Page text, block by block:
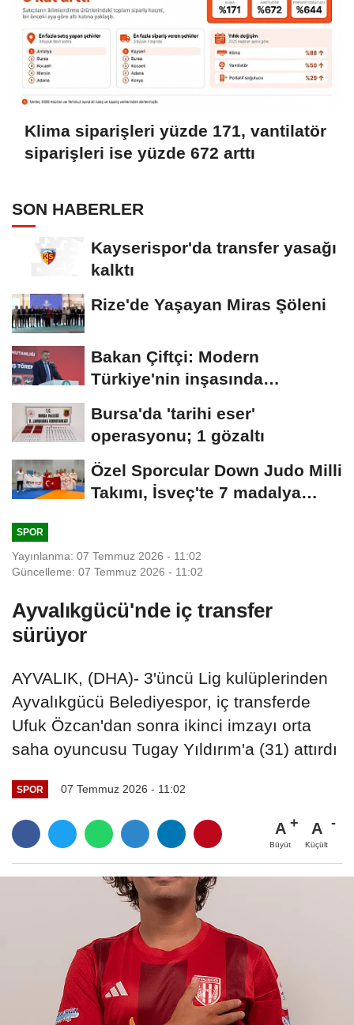
Klima siparişleri yüzde 171, vantilatör
siparişleri ise yüzde 672 arttı
SON HABERLER
Kayserispor'da transfer yasağı
kalktı
Rize'de Yaşayan Miras Şöleni
Bakan Çiftçi: Modern
Türkiye'nin inşasında
Bursa'da 'tarihi eser'
operasyonu; 1 gözaltı
Özel Sporcular Down Judo Milli
Takımı, İsveç'te 7 madalya
SPOR
Yayınlanma: 07 Temmuz 2026 - 11:02
Güncelleme: 07 Temmuz 2026 - 11:02
Ayvalıkgücü'nde iç transfer
sürüyor
AYVALIK, (DHA)- 3'üncü Lig kulüplerinden
Ayvalıkgücü Belediyespor, iç transferde
Ufuk Özcan'dan sonra ikinci imzayı orta
saha oyuncusu Tugay Yıldırım'a (31) attırdı
SPOR 07 Temmuz 2026 - 11:02
A
Büyüt
A
Küçült